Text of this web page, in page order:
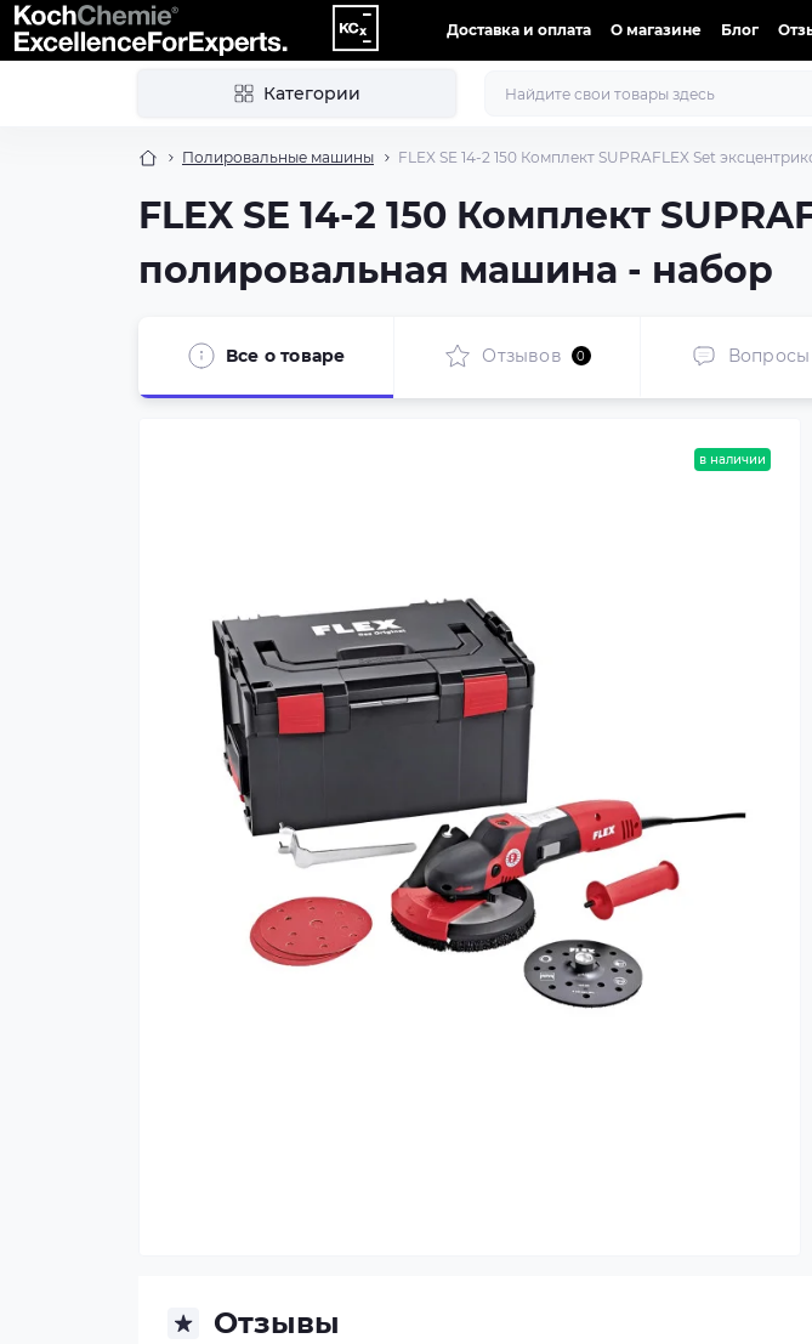
Доставка и оплата О магазине Блог
Категории
Полировальные машины FLEX SE 14-2 150 Комплект SUPRAFLEX Set
FLEX SE 14-2 150 Комплект
полировальная машина - набор
Все о товаре Отзывов 0 Вопросы
в наличии
Отзывы